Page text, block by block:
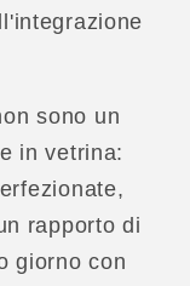
sono un
in vetrina:
rapporto di
giorno con